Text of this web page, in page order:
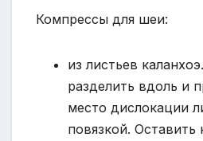
Компрессы для шеи:
из листьев
разделить вдоль и
место дислокации
повязкой. Оставить